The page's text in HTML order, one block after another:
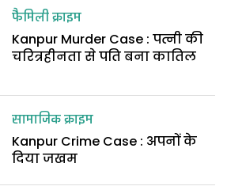
फैमिली क्राइम
Kanpur Murder Case : पत्नी की
चरित्रहीनता से पति बना कातिल
सामाजिक क्राइम
Kanpur Crime Case : अपनों के
दिया जखम